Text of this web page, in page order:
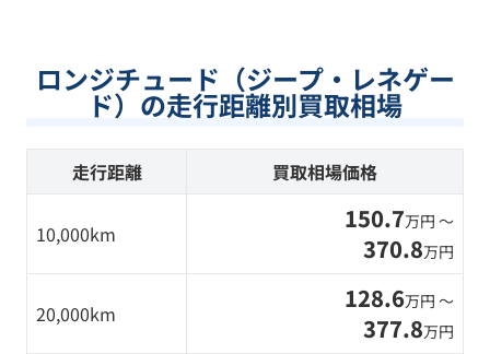
ロンジチュード（ジープ・レネゲー
ド）の走行距離別買取相場
走行距離 買取相場価格
10,000km 150.7万円 〜
370.8万円
20,000km 128.6万円 〜
377.8万円